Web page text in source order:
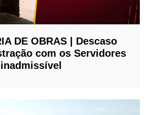
DE OBRAS | Descaso
com os Servidores